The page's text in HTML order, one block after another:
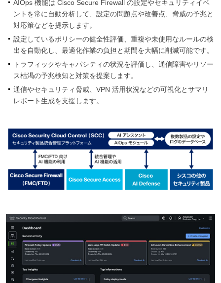
AIOps 機能は Cisco Secure Firewall の設定やセキュリティイベ
ントを常に自動分析して、設定の問題点や改善点、脅威の予兆と
対応策などを提示します。
設定しているポリシーの健全性評価、重複や未使用なルールの検
出を自動化し、最適化作業の負担と期間を大幅に削減可能です。
トラフィックやキャパシティの状況を評価し、通信障害やリソー
ス枯渇の予兆検知と対策を提案します。
通信やセキュリティ脅威、VPN 活用状況などの可視化とサマリ
レポート生成を支援します。